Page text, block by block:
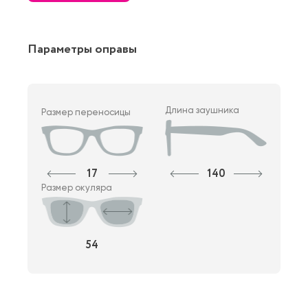
Параметры оправы
Размер переносицы
17
Длина заушника
140
Размер окуляра
54